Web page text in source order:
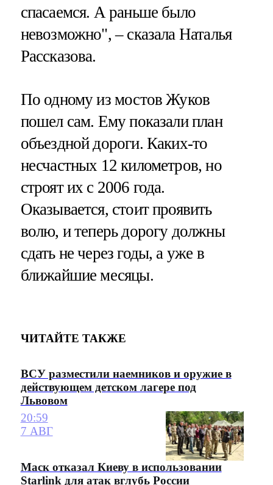
спасаемся. А раньше было
невозможно", – сказала Наталья
Рассказова.
По одному из мостов Жуков
пошел сам. Ему показали план
объездной дороги. Каких-то
несчастных 12 километров, но
строят их с 2006 года.
Оказывается, стоит проявить
волю, и теперь дорогу должны
сдать не через годы, а уже в
ближайшие месяцы.
ЧИТАЙТЕ ТАКЖЕ
ВСУ разместили наемников и оружие в
действующем детском лагере под
Львовом
20:59
7 АВГ
Маск отказал Киеву в использовании
Starlink для атак вглубь России